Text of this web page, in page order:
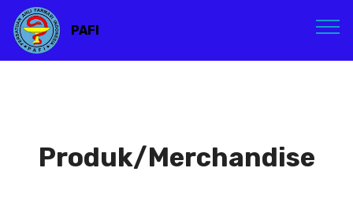
PAFI
Produk/Merchandise